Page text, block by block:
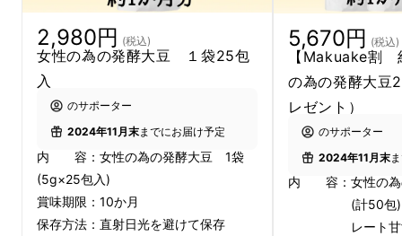
2,980円 (税込)
女性の為の発酵大豆 １袋25包
入
のサポーター
2024年11月末までにお届け予定
内 容：女性の為の発酵大豆 1袋
(5g×25包入)
賞味期限：10か月
保存方法：直射日光を避けて保存
5,670円 (税込)
【Makuake割
の為の発酵大豆
レゼント）
のサポーター
2024年11月末
内 容：女性の為
(計50包) 生
レート甘酒1